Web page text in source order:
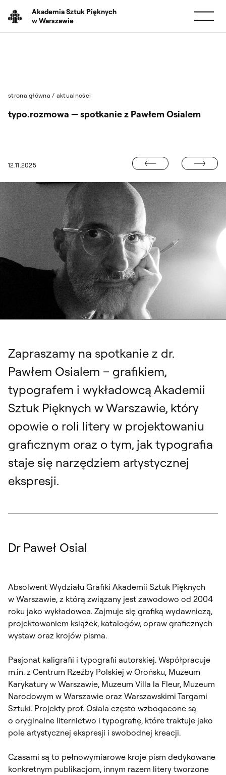
Akademia Sztuk Pięknych
w Warszawie
strona główna / aktualności
12.11.2025
typo.rozmowa — spotkanie z Pawłem Osialem
SZUSZKIEWICZ I JAKUB SOBCZYŃSKI WYRÓŻNIENI
ASP
Zapraszamy na spotkanie z dr.
Pawłem Osialem – grafikiem,
typografem i wykładowcą Akademii
Sztuk Pięknych w Warszawie, który
opowie o roli litery w projektowaniu
graficznym oraz o tym, jak typografia
staje się narzędziem artystycznej
ekspresji.
Dr Paweł Osial
Absolwent Wydziału Grafiki Akademii Sztuk Pięknych
w Warszawie, z którą związany jest zawodowo od 2004
roku jako wykładowca. Zajmuje się grafiką wydawniczą,
projektowaniem książek, katalogów, opraw graficznych
wystaw oraz krojów pisma.
Pasjonat kaligrafii i typografii autorskiej. Współpracuje
m.in. z Centrum Rzeźby Polskiej w Orońsku, Muzeum
Karykatury w Warszawie, Muzeum Villa la Fleur, Muzeum
Narodowym w Warszawie oraz Warszawskimi Targami
Sztuki. Projekty prof. Osiala często wzbogacone są
o oryginalne liternictwo i typografię, które traktuje jako
pole artystycznej ekspresji i swobodnej kreacji.
Czasami są to pełnowymiarowe kroje pism dedykowane
konkretnym publikacjom, innym razem litery tworzone